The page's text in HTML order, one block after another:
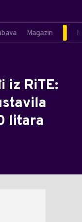
Magazin
iz RiTE:
litara